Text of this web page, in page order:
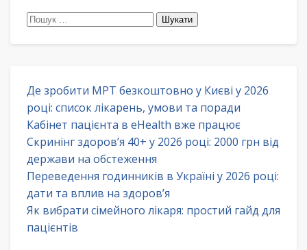
Пошук:
Де зробити МРТ безкоштовно у Києві у 2026
році: список лікарень, умови та поради
Кабінет пацієнта в eHealth вже працює
Скринінг здоров’я 40+ у 2026 році: 2000 грн від
держави на обстеження
Переведення годинників в Україні у 2026 році:
дати та вплив на здоров’я
Як вибрати сімейного лікаря: простий гайд для
пацієнтів